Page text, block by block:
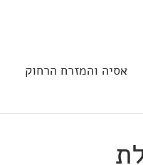
אסיה והמזרח הרחוק